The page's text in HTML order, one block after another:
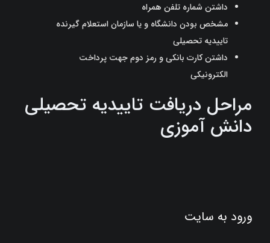
داشتن شماره تلفن همراه
مشخص بودن دانشگاه و یا سازمان استعلام گیرنده
تاییدیه تحصیلی
داشتن کارت بانکی و رمز دوم جهت پرداخت
الکترونیکی
مراحل دریافت تاییدیه تحصیلی
دانش آموزی
ورود به سایت